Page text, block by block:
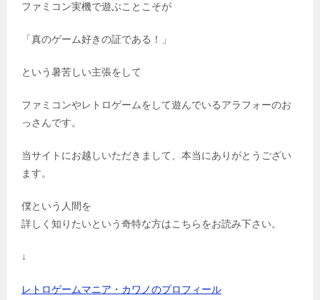
ファミコン実機で遊ぶことこそが
「真のゲーム好きの証である！」
という暑苦しい主張をして
ファミコンやレトロゲームをして遊んでいるアラフォーのお
っさんです。
当サイトにお越しいただきまして、本当にありがとうござい
ます。
僕という人間を
詳しく知りたいという奇特な方はこちらをお読み下さい。
↓
レトロゲームマニア・カワノのプロフィール